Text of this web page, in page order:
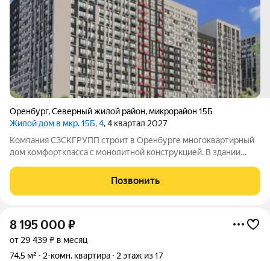
Оренбург,Северный жилой район, микрорайон 15Б
Жилой дом в мкр. 15Б, 4, 4 квартал 2027
Компания СЗСКГРУПП строит в Оренбурге многоквартирный
дом комфорткласса с монолитной конструкцией. В здании
38однокомнатных, 127двухкомнатных и 19трёхкомнатных.
Суммарная жилая площадь составит
Позвонить
8 195 000 ₽
от 29 439 ₽ в месяц
74,5 м²
2-комн. квартира 2 этаж из 17